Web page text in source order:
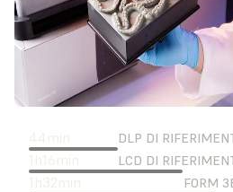
44 min DLP DI
1 h 16min LCD DI
1 h32min FORM